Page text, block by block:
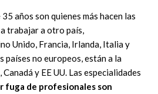
años son quienes más hacen las
trabajar a otro país,
Unido, Francia, Irlanda, Italia y
países no europeos, están a la
y EE UU. Las especialidades
fuga de profesionales son